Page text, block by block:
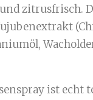
zitrusfrisch.
ist echt